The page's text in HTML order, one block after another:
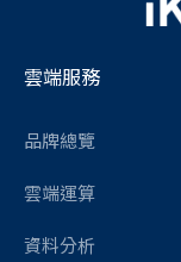
雲端服務
品牌總覽
雲端運算
資料分析